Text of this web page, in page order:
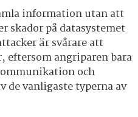
information utan att
skador på datasystemet
är svårare att
eftersom angriparen bara
och
de vanligaste typerna av